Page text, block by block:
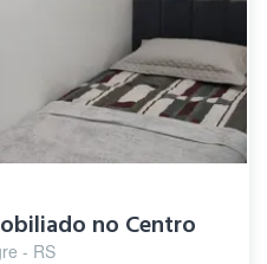
no Centro
- RS